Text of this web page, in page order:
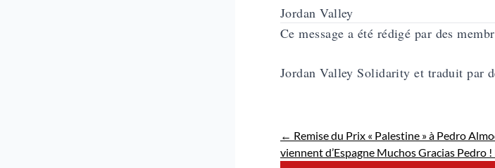
Jordan Valley
Ce message a été rédigé par des
Jordan Valley Solidarity et traduit par
← Remise du Prix « Palestine » à Pedro
viennent d’Espagne Muchos Gracias Pedro